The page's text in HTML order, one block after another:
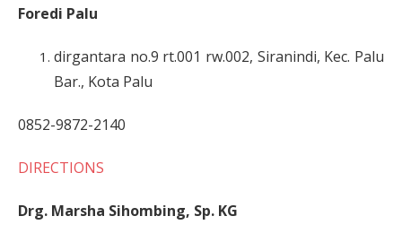
Foredi Palu
dirgantara no.9 rt.001 rw.002, Siranindi, Kec. Palu
Bar., Kota Palu
0852-9872-2140
DIRECTIONS
Drg. Marsha Sihombing, Sp. KG